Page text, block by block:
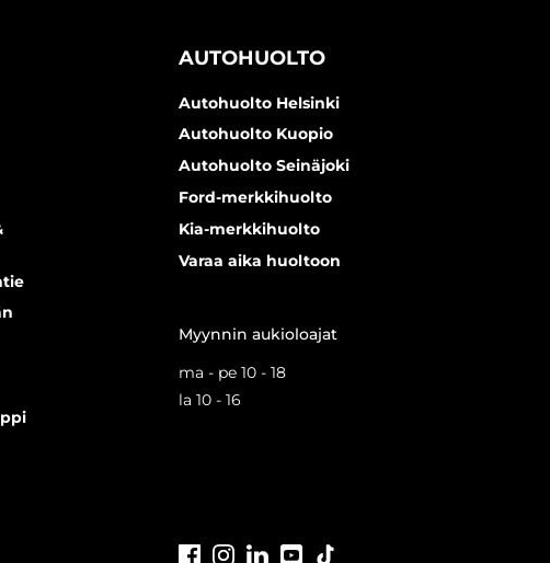
AUTOHUOLTO
Autohuolto Helsinki
Autohuolto Kuopio
Autohuolto Seinäjoki
Ford-merkkihuolto
Kia-merkkihuolto
Varaa aika huoltoon
Myynnin aukioloajat
ma - pe 10 - 18
la 10 - 16
FacebookInstagramLinkedInYoutube